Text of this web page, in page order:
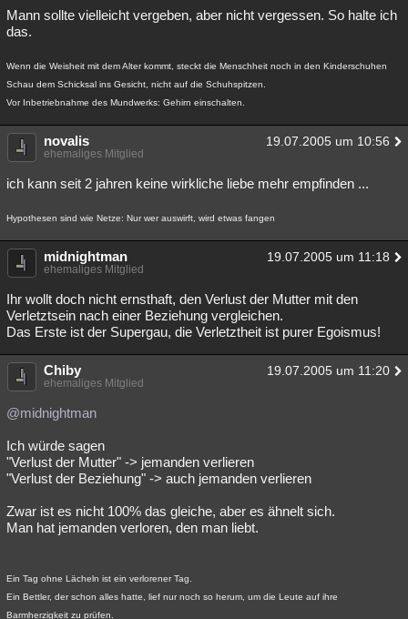
Mann sollte vielleicht vergeben, aber nicht vergessen. So halte ich
das.
Wenn die Weisheit mit dem Alter kommt, steckt die Menschheit noch in den Kinderschuhen
Schau dem Schicksal ins Gesicht, nicht auf die Schuhspitzen.
Vor Inbetriebnahme des Mundwerks: Gehirn einschalten.
novalis 19.07.2005 um 10:56
ehemaliges Mitglied
ich kann seit 2 jahren keine wirkliche liebe mehr empfinden ...
Hypothesen sind wie Netze: Nur wer auswirft, wird etwas fangen
midnightman 19.07.2005 um 11:18
ehemaliges Mitglied
Ihr wollt doch nicht ernsthaft, den Verlust der Mutter mit den
Verletztsein nach einer Beziehung vergleichen.
Das Erste ist der Supergau, die Verletztheit ist purer Egoismus!
Chiby 19.07.2005 um 11:20
ehemaliges Mitglied
@midnightman
Ich würde sagen
"Verlust der Mutter" -> jemanden verlieren
"Verlust der Beziehung" -> auch jemanden verlieren
Zwar ist es nicht 100% das gleiche, aber es ähnelt sich.
Man hat jemanden verloren, den man liebt.
Ein Tag ohne Lächeln ist ein verlorener Tag.
Ein Bettler, der schon alles hatte, lief nur noch so herum, um die Leute auf ihre
Barmherzigkeit zu prüfen.